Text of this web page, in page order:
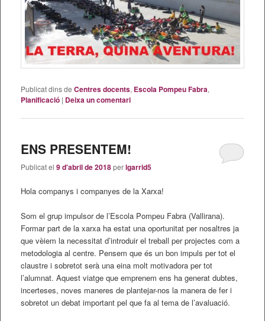
Publicat dins de Centres docents, Escola Pompeu Fabra,
Planificació | Deixa un comentari
ENS PRESENTEM!
Publicat el 9 d'abril de 2018perlgarrid5
Hola companys i companyes de la Xarxa!
Som el grup impulsor de l’Escola Pompeu Fabra (Vallirana).
Formar part de la xarxa ha estat una oportunitat per nosaltres ja
que vèiem la necessitat d’introduir el treball per projectes com a
metodologia al centre. Pensem que és un bon impuls per tot el
claustre i sobretot serà una eina molt motivadora per tot
l’alumnat. Aquest viatge que emprenem ens ha generat dubtes,
incerteses, noves maneres de plantejar-nos la manera de fer i
sobretot un debat important pel que fa al tema de l’avaluació.